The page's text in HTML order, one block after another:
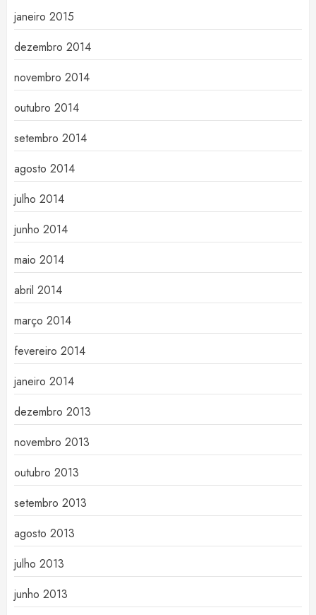
janeiro 2015
dezembro 2014
novembro 2014
outubro 2014
setembro 2014
agosto 2014
julho 2014
junho 2014
maio 2014
abril 2014
março 2014
fevereiro 2014
janeiro 2014
dezembro 2013
novembro 2013
outubro 2013
setembro 2013
agosto 2013
julho 2013
junho 2013